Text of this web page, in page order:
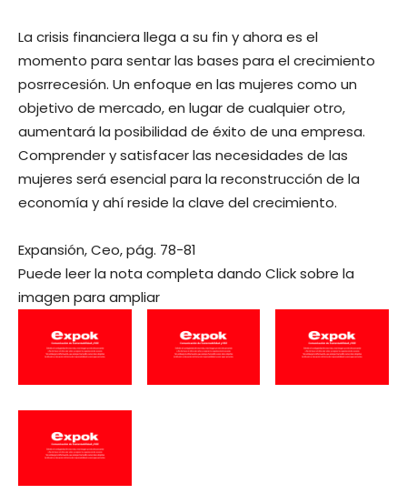
La crisis financiera llega a su fin y ahora es el
momento para sentar las bases para el crecimiento
posrrecesión. Un enfoque en las mujeres como un
objetivo de mercado, en lugar de cualquier otro,
aumentará la posibilidad de éxito de una empresa.
Comprender y satisfacer las necesidades de las
mujeres será esencial para la reconstrucción de la
economía y ahí reside la clave del crecimiento.
Expansión, Ceo, pág. 78-81
Puede leer la nota completa dando Click sobre la
imagen para ampliar